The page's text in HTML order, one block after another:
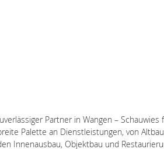
Partner in Wangen –
Palette an Dienstleistungen, von
Innenausbau, Objektbau und